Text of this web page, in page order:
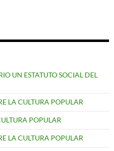
UN ESTATUTO SOCIAL DEL
LA CULTURA POPULAR
POPULAR
LA CULTURA POPULAR